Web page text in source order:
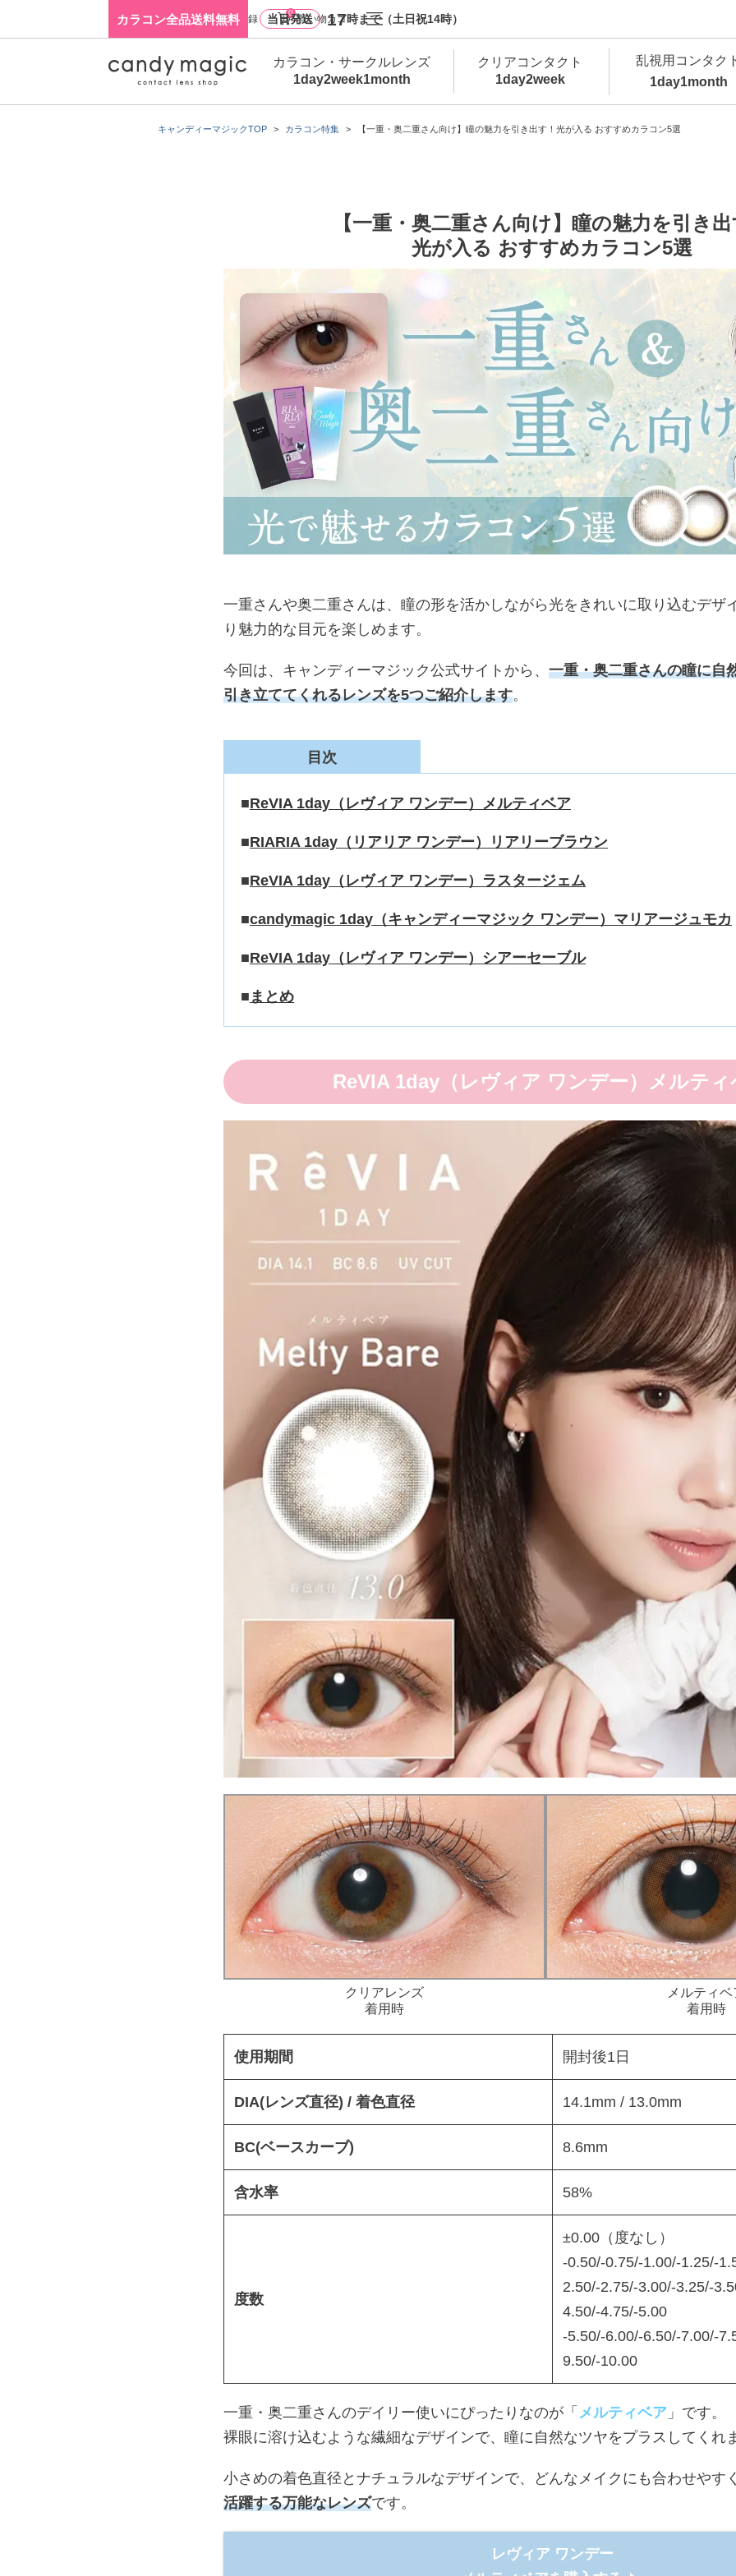
カラコン全品送料無料 当日発送 17時まで（土日祝14時）
キャンディーマジックTOP カラコン特集 【一重・奥二重さん向け】瞳の魅力を引き出す！光が入る おすすめカラコン5選
【一重・奥二重さん向け】瞳の魅力を引き
光が入る おすすめカラコン5選
一重さんや奥二重さんは、瞳の形を活かしながら光をきれいに取り込むデザ
り魅力的な目元を楽しめます。
今回は、キャンディーマジック公式サイトから、 一重・奥二重さんの瞳に自
引き立ててくれるレンズを5つご紹介します。
目次
ReVIA 1day（レヴィア ワンデー）メルティベア
RIARIA 1day（リアリア ワンデー）リアリーブラウン
ReVIA 1day（レヴィア ワンデー）ラスタージェム
candymagic 1day（キャンディーマジック ワンデー）マリアージュモカ
ReVIA 1day（レヴィア ワンデー）シアーセーブル
まとめ
ReVIA 1day（レヴィア ワンデー）メルティ
クリアレンズ
着用時
メルティベ
着用時
使用期間 開封後1日
DIA(レンズ直径) / 着色直径 14.1mm / 13.0mm
BC(ベースカーブ) 8.6mm
含水率 58%
度数
±0.00（度なし）
-0.50/-0.75/-1.00/-1.25/-
2.50/-2.75/-3.00/-3.25/-
4.50/-4.75/-5.00
-5.50/-6.00/-6.50/-7.00/-
9.50/-10.00
一重・奥二重さんのデイリー使いにぴったりなのが「 メルティベア 」です。
裸眼に溶け込むような繊細なデザインで、瞳に自然なツヤをプラスしてくれ
小さめの着色直径とナチュラルなデザインで、どんなメイクにも合わせやす
活躍する万能なレンズです。
レヴィア ワンデー
ログイン・新規会員登録
0
買い物カゴ
カラコン・サークルレンズ
1day2week1month
クリアコンタクト
1day2week
乱視用コンタク
1day1month
カラコン・サークルレンズ 1day 商品一覧をカ
クリアコンタクトレンズ 1day 商品一覧を